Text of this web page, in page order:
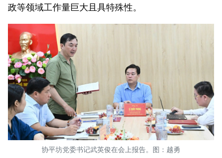
政等领域工作量巨大且具特殊性。
协平坊党委书记武英俊在会上报告。图：越勇